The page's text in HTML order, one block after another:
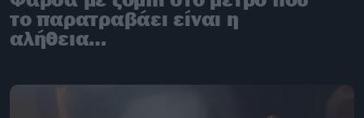
το παρατραβάει είναι η
αλήθεια…